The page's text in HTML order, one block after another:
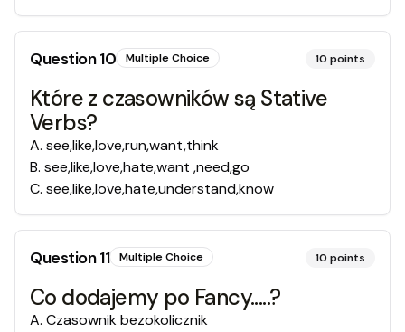
Question10 Multiple Choice 10 points
Które z czasowników są Stative
Verbs?
A. see,like,love,run,want,think
B. see,like,love,hate,want ,need,go
C. see,like,love,hate,understand,know
Question11 Multiple Choice 10 points
Co dodajemy po Fancy.....?
A. Czasownik bezokolicznik